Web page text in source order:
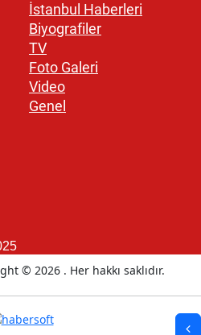
İstanbul Haberleri
Biyografiler
TV
Foto Galeri
Video
Genel
© 2026 . Her hakkı saklıdır.